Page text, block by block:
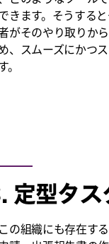
きます。そうする
がそのやり取りか
、スムーズにかつ
。
定型タス
の組織にも存在す